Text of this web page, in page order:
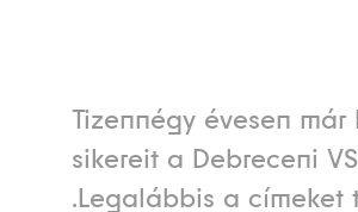
Tizennégy évesen
sikereit a Debreceni
.Legalábbis a címeket